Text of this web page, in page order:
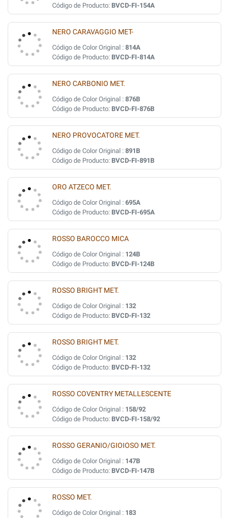
Código de Producto: BVCD-FI-154A
NERO CARAVAGGIO MET-
Código de Color Original : 814A
Código de Producto: BVCD-FI-814A
NERO CARBONIO MET.
Código de Color Original : 876B
Código de Producto: BVCD-FI-876B
NERO PROVOCATORE MET.
Código de Color Original : 891B
Código de Producto: BVCD-FI-891B
ORO ATZECO MET.
Código de Color Original : 695A
Código de Producto: BVCD-FI-695A
ROSSO BAROCCO MICA
Código de Color Original : 124B
Código de Producto: BVCD-FI-124B
ROSSO BRIGHT MET.
Código de Color Original : 132
Código de Producto: BVCD-FI-132
ROSSO BRIGHT MET.
Código de Color Original : 132
Código de Producto: BVCD-FI-132
ROSSO COVENTRY METALLESCENTE
Código de Color Original : 158/92
Código de Producto: BVCD-FI-158/92
ROSSO GERANIO/GIOIOSO MET.
Código de Color Original : 147B
Código de Producto: BVCD-FI-147B
ROSSO MET.
Código de Color Original : 183